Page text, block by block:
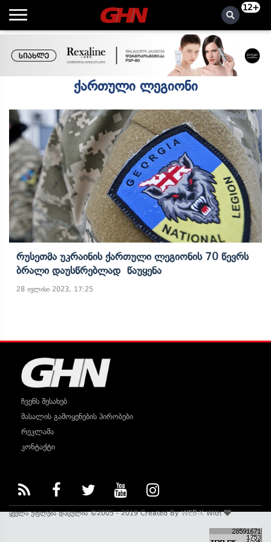
12+
ქართული ლეგიონი
Რუსეთმა Უკრაინის Ქართული Ლეგიონის 70 Წევრს
Ბრალი Დაუსწრებლად Წაუყენა
28 ივლისი 2023, 17:25
ჩვენს შესახებ
მასალის გამოყენების პირობები
რეკლამა
კონტაქტი
ყველა უფლება დაცულია ©2005 - 2019 Created ByWEB-XWith